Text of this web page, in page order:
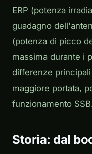
ERP (potenza
guadagno
(potenza di picco
massima durante i
differenze
maggiore portata,
funzionamento
Storia: dal